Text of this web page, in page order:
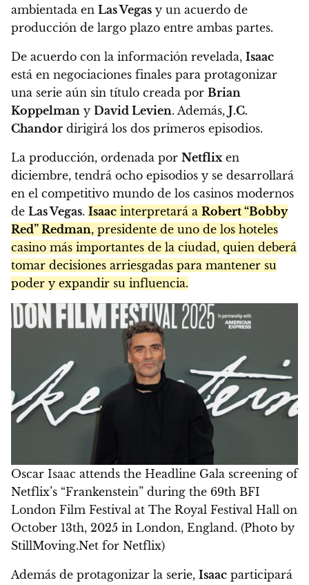
ambientada en Las Vegas y un acuerdo de
producción de largo plazo entre ambas partes.
De acuerdo con la información revelada, Isaac
está en negociaciones finales para protagonizar
una serie aún sin título creada por Brian
Koppelman y David Levien. Además, J.C.
Chandor dirigirá los dos primeros episodios.
La producción, ordenada por Netflixen
diciembre, tendrá ocho episodios y se desarrollará
en el competitivo mundo de los casinos modernos
de Las Vegas. Isaac interpretará a Robert “Bobby
Red” Redman, presidente de uno de los hoteles
casino más importantes de la ciudad, quien deberá
tomar decisiones arriesgadas para mantener su
poder y expandir su influencia.
Oscar Isaac attends the Headline Gala screening of
Netflix’s “Frankenstein” during the 69th BFI
London Film Festival at The Royal Festival Hall on
October 13th, 2025 in London, England. (Photo by
StillMoving.Net for Netflix)
Además de protagonizar la serie, Isaac participará